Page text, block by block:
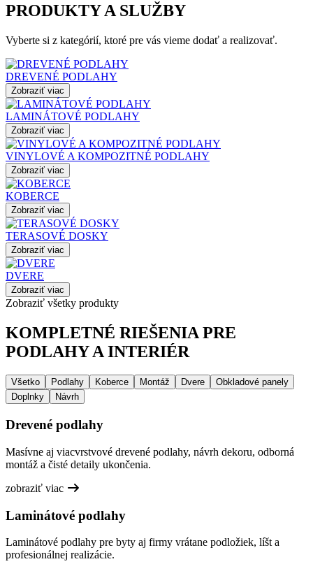
PRODUKTY A SLUŽBY
Vyberte si z kategórií, ktoré pre vás vieme dodať a realizovať.
DREVENÉ PODLAHY
Zobraziť viac
LAMINÁTOVÉ PODLAHY
Zobraziť viac
VINYLOVÉ A KOMPOZITNÉ PODLAHY
Zobraziť viac
KOBERCE
Zobraziť viac
TERASOVÉ DOSKY
Zobraziť viac
DVERE
Zobraziť viac
Zobraziť všetky produkty
KOMPLETNÉ RIEŠENIA PRE
PODLAHY A INTERIÉR
Všetko Podlahy Koberce Montáž Dvere
Obkladové panely
Doplnky
Návrh
Drevené podlahy
Masívne aj viacvrstvové drevené podlahy, návrh dekoru, odborná
montáž a čisté detaily ukončenia.
zobraziť viac
Laminátové podlahy
Laminátové podlahy pre byty aj firmy vrátane podložiek, líšt a
profesionálnej realizácie.